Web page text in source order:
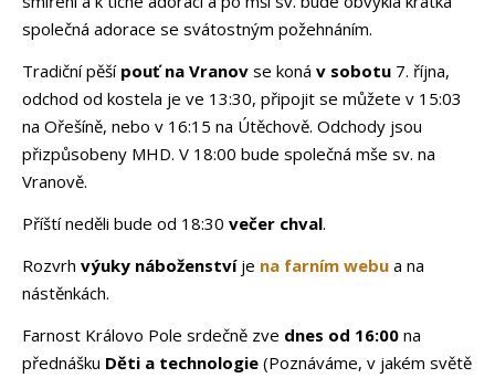
společná adorace se svátostným požehnáním.
Tradiční pěší pouť na Vranov se koná v sobotu 7. října,
odchod od kostela je ve 13:30, připojit se můžete v 15:03
na Ořešíně, nebo v 16:15 na Útěchově. Odchody jsou
přizpůsobeny MHD. V 18:00 bude společná mše sv. na
Vranově.
Příští neděli bude od 18:30 večer chval.
Rozvrh výuky náboženstvíje na farním webu a na
nástěnkách.
Farnost Královo Pole srdečně zve dnes od 16:00 na
přednášku Děti a technologie (Poznáváme, v jakém světě